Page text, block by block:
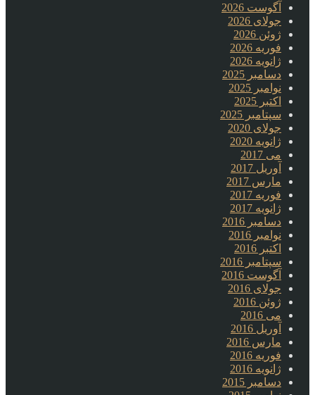
آگوست 2026
جولای 2026
ژوئن 2026
فوریه 2026
ژانویه 2026
دسامبر 2025
نوامبر 2025
اکتبر 2025
سپتامبر 2025
جولای 2020
ژانویه 2020
می 2017
آوریل 2017
مارس 2017
فوریه 2017
ژانویه 2017
دسامبر 2016
نوامبر 2016
اکتبر 2016
سپتامبر 2016
آگوست 2016
جولای 2016
ژوئن 2016
می 2016
آوریل 2016
مارس 2016
فوریه 2016
ژانویه 2016
دسامبر 2015